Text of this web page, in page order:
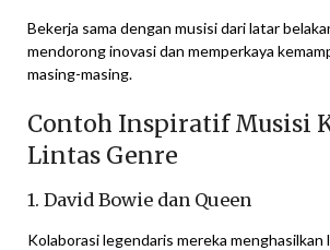
Bekerja sama dengan musisi dari latar
mendorong inovasi dan memperkaya
masing-masing.
Contoh Inspiratif Musisi
Lintas Genre
1. David Bowie dan Queen
Kolaborasi legendaris mereka menghasilkan